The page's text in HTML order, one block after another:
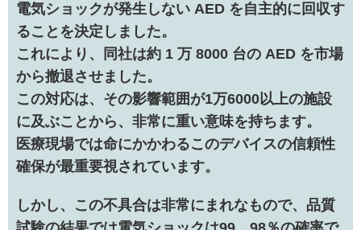
電気ショックが発生しない AED を自主的に回収す
ることを決定しました。
これにより、同社は約 1 万 8000 台の AED を市場
から撤退させました。
この対応は、その影響範囲が1万6000以上の施設
に及ぶことから、非常に重い意味を持ちます。
医療現場では命にかかわるこのデバイスの信頼性
確保が最重要視されています。
しかし、この不具合は非常にまれなもので、品質